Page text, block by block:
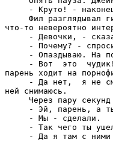
- Круто! -
Фил разглядывал
что-то невероятно
- Девочки, -
- Почему? -
- Опаздываю. На
- Вот  это
парень ходит на
- Да нет,  я не
ней снимаюсь.
Через пару
- Эй, парень, а
     - Мы - сделали.
- Так чего ты
- Да я там с